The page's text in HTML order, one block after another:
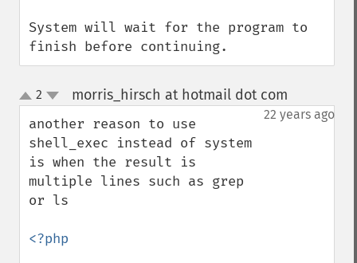
System will wait for the program to
finish before continuing.
up
down
2 morris_hirsch at hotmail dot com
22 years ago
another reason to use
shell_exec instead of system
is when the result is
multiple lines such as grep
or ls
<?php